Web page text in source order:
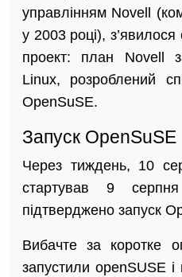
управлінням Novell
у 2003 році),
проект: план Novell
Linux, розроблений
OpenSuSE.
Запуск OpenSuSE
Через тиждень, 10
стартував 9
підтверджено запуск
Вибачте за коротке
запустили openSUSE